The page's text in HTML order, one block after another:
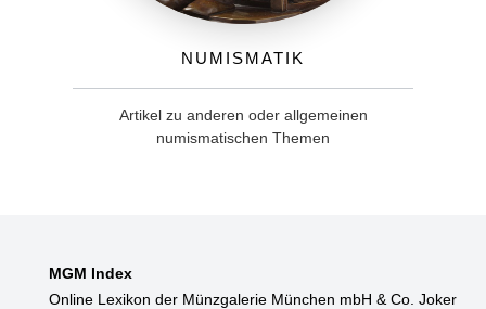
Numismatik
Artikel zu anderen oder allgemeinen
numismatischen Themen
MGM Index
Online Lexikon der Münzgalerie München mbH & Co. Joker